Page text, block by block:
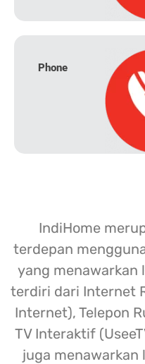
Phone
IndiHome
terdepan
yang menawarkan
terdiri dari Internet
Internet), Telepon
TV Interaktif
juga menawarkan